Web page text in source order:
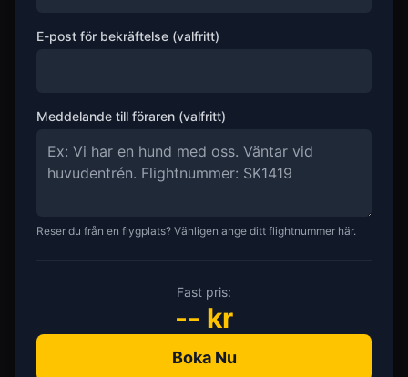
E-post för bekräftelse (valfritt)
Meddelande till föraren (valfritt)
Reser du från en flygplats? Vänligen ange ditt flightnummer här.
Fast pris:
-- kr
Boka Nu